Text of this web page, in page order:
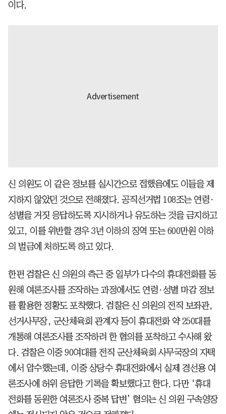
이다.
신 의원도 이 같은 정보를 실시간으로 접했음에도 이들을 제
지하지 않았던 것으로 전해졌다. 공직선거법 108조는 연령·
성별을 거짓 응답하도록 지시하거나 유도하는 것을 금지하고
있고, 이를 위반할 경우 3년 이하의 징역 또는 600만원 이하
의 벌금에 처하도록 하고 있다.
한편 검찰은 신 의원의 측근 중 일부가 다수의 휴대전화를 동
원해 여론조사를 조작하는 과정에서도 연령·성별 마감 정보
를 활용한 정황도 포착했다. 검찰은 신 의원의 전직 보좌관,
선거사무장, 군산체육회 관계자 등이 휴대전화 약 250대를
개통해 여론조사를 조작하려 한 혐의를 포착하고 수사해 왔
다. 검찰은 이중 90여대를 전직 군산체육회 사무국장의 자택
에서 압수했는데, 이중 상당수 휴대전화에서 실제 경선용 여
론조사에 허위 응답한 기록을 확보했다고 한다. 다만 ‘휴대
전화를 동원한 여론조사 중복 답변’ 혐의는 신 의원 구속영장